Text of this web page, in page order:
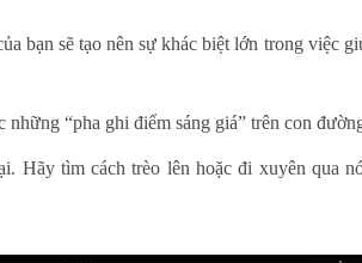
bạn sẽ tạo nên sự khác biệt lớn trong việc
“pha ghi điểm sáng giá” trên con
Hãy tìm cách trèo lên hoặc đi xuyên qua